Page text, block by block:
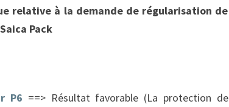
relative à la demande de régularisation de
Pack
P6 ==> Résultat favorable (La protection de